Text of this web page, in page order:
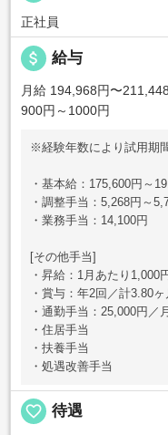
正社員
attach_money 給与
月給 194,968円〜
900円～1000円
※経験年数により試用期
・基本給：175,600円～
・調整手当：5,268円～
・業務手当：14,100円
[その他手当]
・昇給：1月あたり1,000
・賞与：年2回／計3.80ヶ
・通勤手当：25,000円／
・住居手当
・扶養手当
・処遇改善手当
favorite_border 待遇